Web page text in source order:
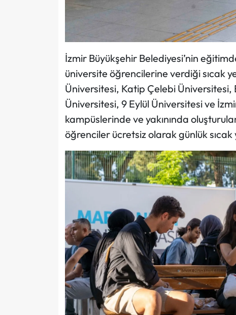
İzmir Büyükşehir Belediyesi’nin
üniversite öğrencilerine verdiği sıcak
Üniversitesi, Katip Çelebi
Üniversitesi, 9 Eylül Üniversitesi ve
kampüslerinde ve yakınında
öğrenciler ücretsiz olarak günlük sıcak